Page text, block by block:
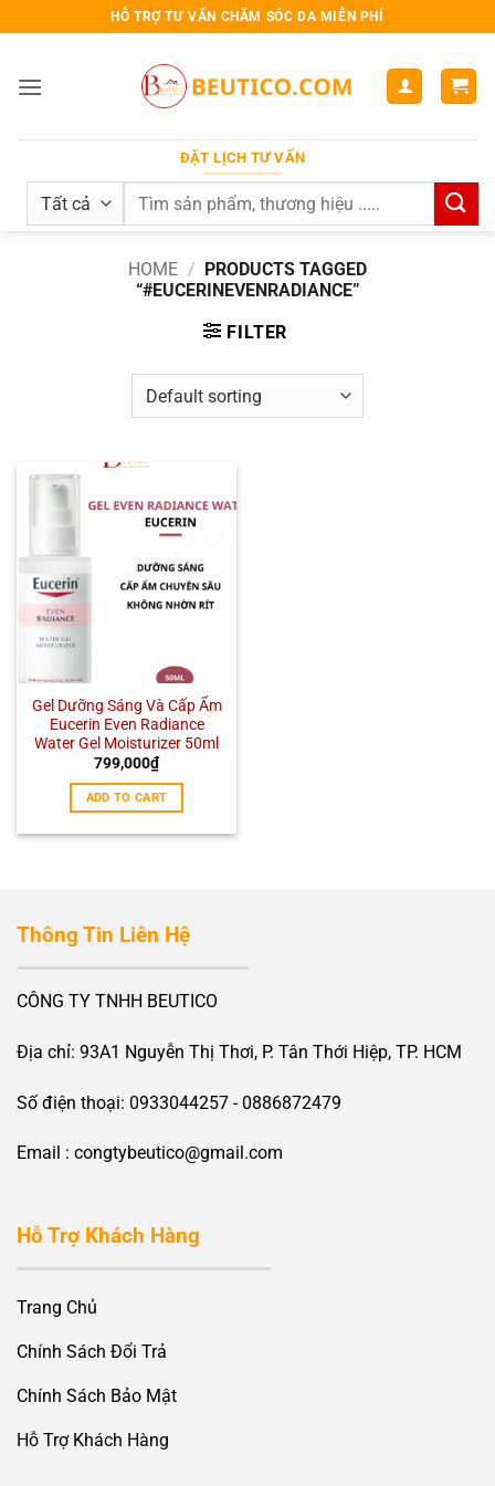
qua
dung
HỖ TRỢ TƯ VẤN CHĂM SÓC DA MIỄN PHÍ
ĐẶT LỊCH TƯ VẤN
Search
HOME / PRODUCTS TAGGED
“#EUCERINEVENRADIANCE”
FILTER
Gel Dưỡng Sáng Và Cấp Ẩm
Eucerin Even Radiance
Water Gel Moisturizer 50ml
799,000₫
ADD TO CART
Thông Tin Liên Hệ
CÔNG TY TNHH BEUTICO
Địa chỉ: 93A1 Nguyễn Thị Thơi, P. Tân Thới Hiệp, TP. HCM
Số điện thoại: 0933044257 - 0886872479
Email : congtybeutico@gmail.com
Hỗ Trợ Khách Hàng
Trang Chủ
Chính Sách Đổi Trả
Chính Sách Bảo Mật
Hỗ Trợ Khách Hàng